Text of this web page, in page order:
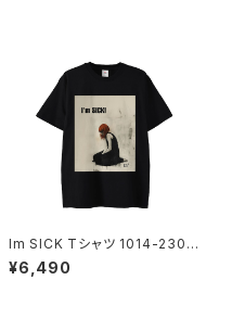
Im SICK Tシャツ 1014-2302
21232
¥6,490